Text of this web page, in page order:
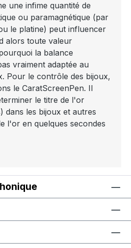
une infime quantité de
ou paramagnétique (par
le platine) peut influencer
alors toute valeur
la balance
vraiment adaptée au
Pour le contrôle des bijoux,
le CaratScreenPen. Il
le titre de l'or
dans les bijoux et autres
l'or en quelques secondes